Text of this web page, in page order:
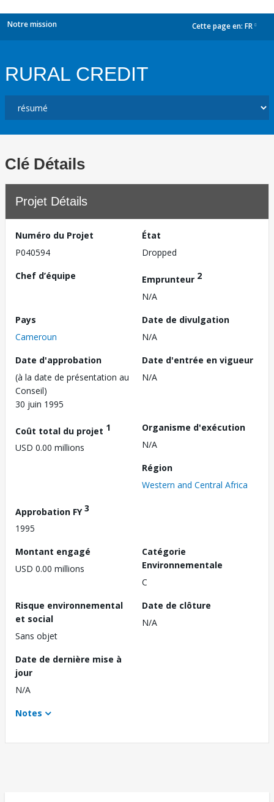
Notre mission Cette page en: FR
RURAL CREDIT
Clé Détails
Projet Détails
Numéro du Projet
P040594
État
Dropped
Chef d’équipe
Emprunteur 2
N/A
Pays
Cameroun
Date de divulgation
N/A
Date d'approbation
(à la date de présentation au
Conseil)
30 juin 1995
Date d'entrée en vigueur
N/A
Coût total du projet 1
USD 0.00 millions
Organisme d'exécution
N/A
Région
Western and Central Africa
Approbation FY3
1995
Montant engagé
USD 0.00 millions
Catégorie
Environnementale
C
Risque environnemental
et social
Sans objet
Date de clôture
N/A
Date de dernière mise à
jour
N/A
Notes